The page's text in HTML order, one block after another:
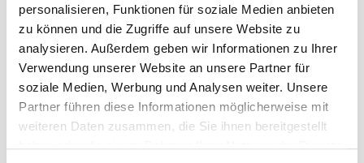
personalisieren, Funktionen für soziale Medien anbieten
zu können und die Zugriffe auf unsere Website zu
analysieren. Außerdem geben wir Informationen zu Ihrer
Verwendung unserer Website an unsere Partner für
soziale Medien, Werbung und Analysen weiter. Unsere
Partner führen diese Informationen möglicherweise mit
weiteren Daten zusammen, die Sie ihnen bereitgestellt
>> Gesundheits- und Pflegemanagement <<
Ärzte
Mögliche Abteilungen an diesem Einsatzort sind: